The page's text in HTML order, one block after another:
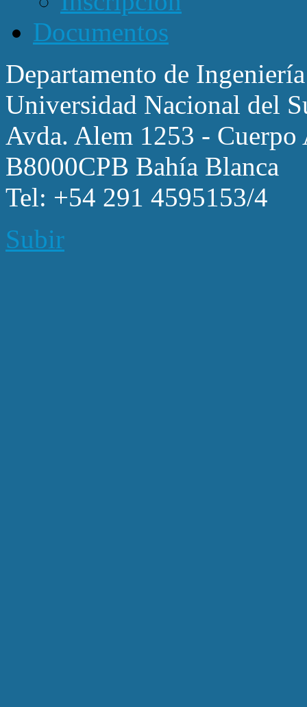
Documentos
Departamento de
Universidad Nacional del
Avda. Alem 1253 - Cuerpo
B8000CPB Bahía Blanca
Tel: +54 291 4595153/4
Subir